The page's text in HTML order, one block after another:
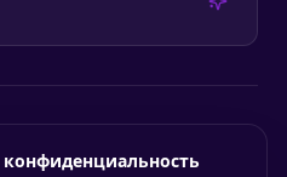
Group ApS